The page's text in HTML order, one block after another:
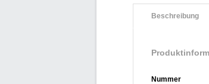
Beschreibung
Nummer